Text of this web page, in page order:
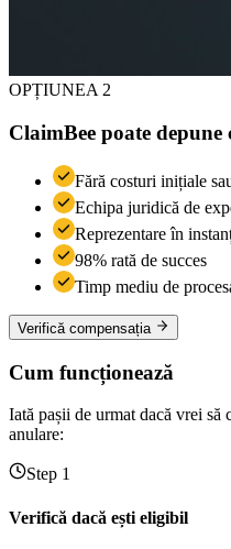
OPȚIUNEA 2
ClaimBee poate
Fără costuri inițiale
Echipa juridică de
Reprezentare în
98% rată de succes
Timp mediu de
Verifică compensația
Cum funcționează
Iată pașii de urmat dacă vrei
anulare:
Step 1
Verifică dacă ești eligibil